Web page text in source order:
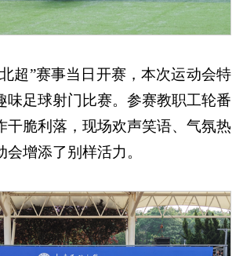
超”赛事当日开赛，本次运动会特
味足球射门比赛。参赛教职工轮番
干脆利落，现场欢声笑语、气氛热
增添了别样活力。